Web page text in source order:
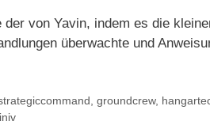
von Yavin, indem es die
überwachte und
groundcrew,